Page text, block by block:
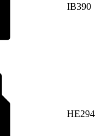
IB390
HE294